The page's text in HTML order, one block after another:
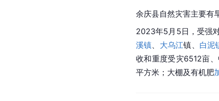
余庆县自然灾害主要有
2023年5月5日，受强
溪镇、 大乌江镇、 白泥
收和重度受灾6512亩
平方米；大棚及有机肥